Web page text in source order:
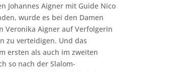
Johannes Aigner mit Guide Nico
wurde es bei den Damen
Veronika Aigner auf Verfolgerin
zu verteidigen. Und das
ersten als auch im zweiten
so nach der Slalom-